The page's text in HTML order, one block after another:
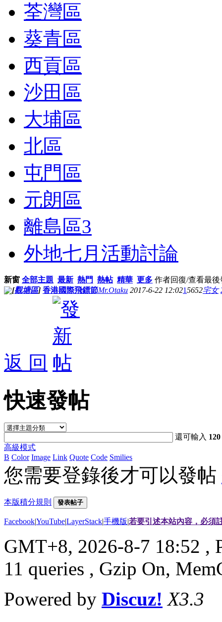
荃灣區
葵青區
西貢區
沙田區
大埔區
北區
屯門區
元朗區
離島區3
外地七月活動討論
新窗 全部主題 最新 熱門 熱帖 精華 更多 作者回復/查看最後
[觀塘區] 香港國際飛鏢節Mr.Otaku 2017-6-22 12:0215652宅女
返 回
快速發帖
還可輸入 120
高級模式
B Color Image Link Quote Code Smilies
您需要登錄後才可以發帖
本版積分規則 發表帖子
Facebook|YouTube|LayerStack|手機版|若要引述本站內容，必須
GMT+8, 2026-8-7 18:52 ,
11 queries , Gzip On,
Powered by Discuz! X3.3